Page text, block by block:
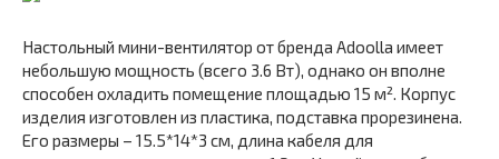
Настольный мини-вентилятор от бренда Adoolla имеет
небольшую мощность (всего 3.6 Вт), однако он вполне
способен охладить помещение площадью 15 м². Корпус
изделия изготовлен из пластика, подставка прорезинена.
Его размеры – 15.5*14*3 см, длина кабеля для